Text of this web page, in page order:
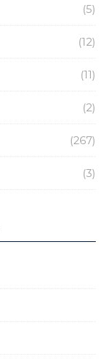
(5)
(12)
(11)
(2)
(267)
(3)